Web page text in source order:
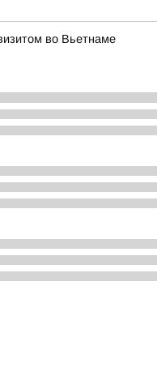
во Вьетнаме